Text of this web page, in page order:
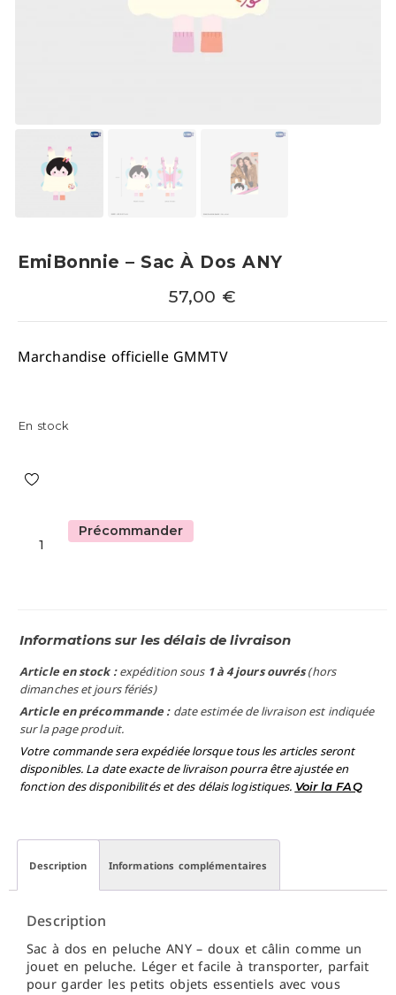
EmiBonnie – Sac À Dos ANY
57,00 €
Marchandise officielle GMMTV
En stock
Précommander
Informations sur les délais de livraison
Article en stock :expédition sous 1 à 4 jours ouvrés(hors
dimanches et jours fériés)
Article en précommande : date estimée de livraison est indiquée
sur la page produit.
Votre commande sera expédiée lorsque tous les articles seront
disponibles. La date exacte de livraison pourra être ajustée en
fonction des disponibilités et des délais logistiques. Voir la FAQ
Description Informations complémentaires
Description
Sac à dos en peluche ANY – doux et câlin comme un
jouet en peluche. Léger et facile à transporter, parfait
pour garder les petits objets essentiels avec vous